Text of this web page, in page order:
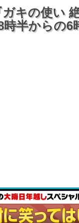
キの使い
半からの6